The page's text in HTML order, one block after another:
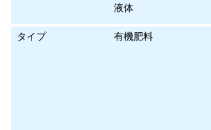
液体
タイプ 有機肥料